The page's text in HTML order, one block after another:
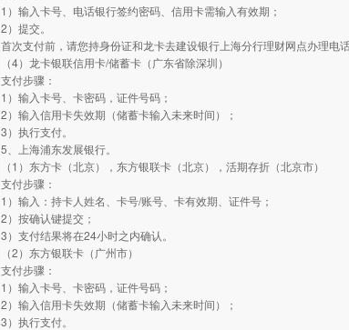
1）输入卡号、电话银行签约密码、信用卡需输入有效期；
2）提交。
首次支付前，请您持身份证和龙卡去建设银行上海分行理财网点办理电
（4）龙卡银联信用卡/储蓄卡（广东省除深圳）
支付步骤：
1）输入卡号、卡密码，证件号码；
2）输入信用卡失效期（储蓄卡输入未来时间）；
3）执行支付。
5、上海浦东发展银行。
（1）东方卡（北京），东方银联卡（北京），活期存折（北京市）
支付步骤：
1）输入：持卡人姓名、卡号/账号、卡有效期、证件号；
2）按确认键提交；
3）支付结果将在24小时之内确认。
（2）东方银联卡（广州市）
支付步骤：
1）输入卡号、卡密码，证件号码；
2）输入信用卡失效期（储蓄卡输入未来时间）；
3）执行支付。